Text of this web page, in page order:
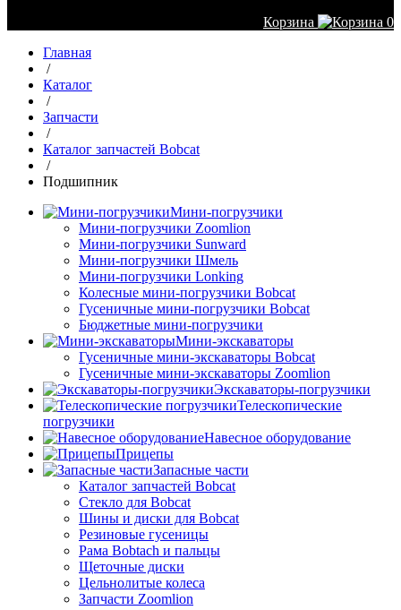
Корзина
0
Главная
/
Каталог
/
Запчасти
/
Каталог запчастей Bobcat
/
Подшипник
Мини-погрузчики
Мини-погрузчики Zoomlion
Мини-погрузчики Sunward
Мини-погрузчики Шмель
Мини-погрузчики Lonking
Колесные мини-погрузчики Bobcat
Гусеничные мини-погрузчики Bobcat
Бюджетные мини-погрузчики
Мини-экскаваторы
Гусеничные мини-экскаваторы Bobcat
Гусеничные мини-экскаваторы Zoomlion
Экскаваторы-погрузчики
Телескопические
погрузчики
Навесное оборудование
Прицепы
Запасные части
Каталог запчастей Bobcat
Стекло для Bobcat
Шины и диски для Bobcat
Резиновые гусеницы
Рама Bobtach и пальцы
Щеточные диски
Цельнолитые колеса
Запчасти Zoomlion